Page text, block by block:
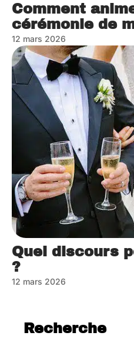
Comment
cérémonie de
12 mars 2026
Quel discours
?
12 mars 2026
Recherche